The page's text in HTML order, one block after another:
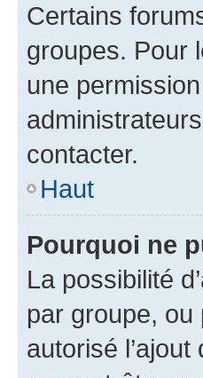
Certains
groupes. Pour
une
contacter.
Haut
Pourquoi ne
La possibilité
par groupe, ou
autorisé